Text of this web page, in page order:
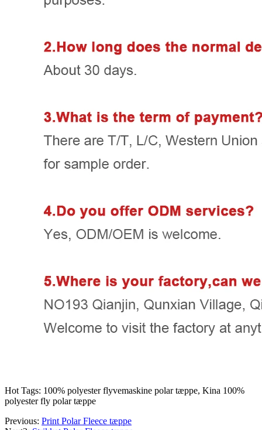
Hot Tags: 100% polyester flyvemaskine polar tæppe, Kina 100%
polyester fly polar tæppe
Previous: Print Polar Fleece tæppe